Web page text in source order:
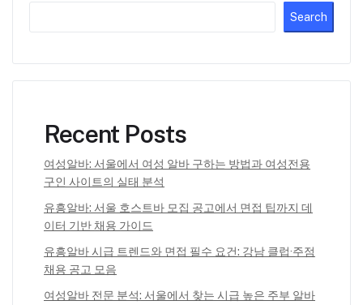
Search
Recent Posts
여성알바: 서울에서 여성 알바 구하는 방법과 여성전용
구인 사이트의 실태 분석
유흥알바: 서울 호스트바 모집 공고에서 면접 팁까지 데
이터 기반 채용 가이드
유흥알바 시급 트렌드와 면접 필수 요건: 강남 클럽·주점
채용 공고 모음
여성알바 전문 분석: 서울에서 찾는 시급 높은 주부 알바